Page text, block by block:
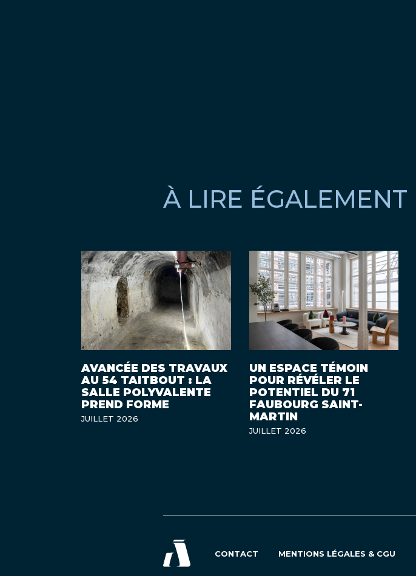
À LIRE ÉGALEMENT
AVANCÉE DES TRAVAUX
AU 54 TAITBOUT : LA
SALLE POLYVALENTE
PREND FORME
JUILLET 2026
UN ESPACE TÉMOIN
POUR RÉVÉLER LE
POTENTIEL DU 71
FAUBOURG SAINT-
MARTIN
JUILLET 2026
CONTACT MENTIONS LÉGALES & CGU